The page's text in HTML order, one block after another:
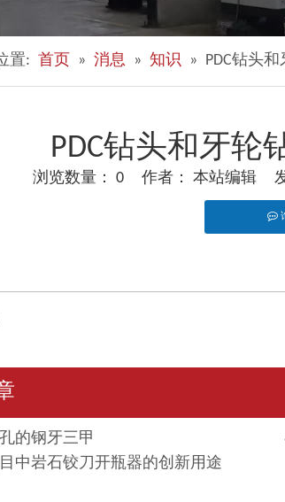
置: 首页 » 消息 » 知识 » PDC钻头
PDC钻头和牙轮
浏览数量： 0作者： 本站编辑 发
的钢牙三甲
中岩石铰刀开瓶器的创新用途